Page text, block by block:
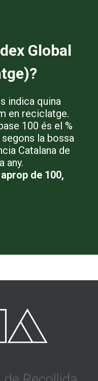
Global
indica quina
en reciclatge.
100 és el %
la bossa
Catalana de
any.
de 100,